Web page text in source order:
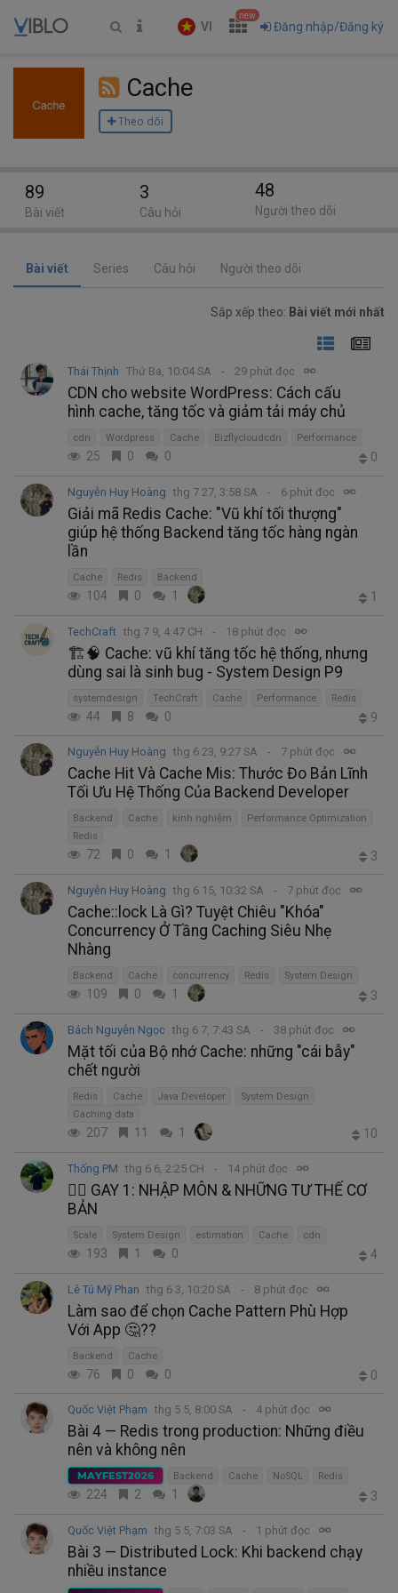
VI
new
Đăng nhập/Đăng ký
Cache
Theo dõi
Bài viết Series Câu hỏi Người theo dõi
Sắp xếp theo: Bài viết mới nhất
Thái Thịnh Thứ Ba, 10:04 SA 29 phút đọc
CDN cho website WordPress: Cách cấu
hình cache, tăng tốc và giảm tải máy chủ
cdn Wordpress Cache Bizflycloudcdn Performance
25 0 0 0
Nguyễn Huy Hoàng thg 7 27, 3:58 SA 6 phút đọc
Giải mã Redis Cache: "Vũ khí tối thượng"
giúp hệ thống Backend tăng tốc hàng ngàn
lần
Cache Redis Backend
104 0 1 1
TechCraft thg 7 9, 4:47 CH 18 phút đọc
🏗️🧠 Cache: vũ khí tăng tốc hệ thống, nhưng
dùng sai là sinh bug - System Design P9
systemdesign TechCraft Cache Performance Redis
44 8 0 9
Nguyễn Huy Hoàng thg 6 23, 9:27 SA 7 phút đọc
Cache Hit Và Cache Mis: Thước Đo Bản Lĩnh
Tối Ưu Hệ Thống Của Backend Developer
Backend Cache kinh nghiệm
Performance Optimization
Redis
72 0 1 3
Nguyễn Huy Hoàng thg 6 15, 10:32 SA 7 phút đọc
Cache::lock Là Gì? Tuyệt Chiêu "Khóa"
Concurrency Ở Tầng Caching Siêu Nhẹ
Nhàng
Backend Cache concurrency Redis System Design
109 0 1 3
Bách Nguyễn Ngọc thg 6 7, 7:43 SA 38 phút đọc
Mặt tối của Bộ nhớ Cache: những "cái bẫy"
chết người
Redis Cache Java Developer
System Design
Caching data
207 11 1 10
Thống PM thg 6 6, 2:25 CH 14 phút đọc
🏳️‍🌈 GAY 1: NHẬP MÔN & NHỮNG TƯ THẾ CƠ
BẢN
Scale System Design estimation Cache cdn
193 1 0 4
Lê Tú Mỹ Phan thg 6 3, 10:20 SA 8 phút đọc
Làm sao để chọn Cache Pattern Phù Hợp
Với App 🤔??
Backend Cache
76 0 0 0
Quốc Việt Phạm thg 5 5, 8:00 SA 4 phút đọc
Bài 4 — Redis trong production: Những điều
nên và không nên
MAYFEST2026 Backend Cache NoSQL Redis
224 2 1 3
Quốc Việt Phạm thg 5 5, 7:03 SA 1 phút đọc
Bài 3 — Distributed Lock: Khi backend chạy
nhiều instance
89
Bài viết
3
Câu hỏi
48
Người theo dõi